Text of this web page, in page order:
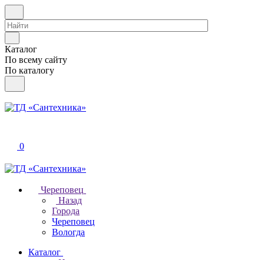
Каталог
По всему сайту
По каталогу
0
Череповец
Назад
Города
Череповец
Вологда
Каталог